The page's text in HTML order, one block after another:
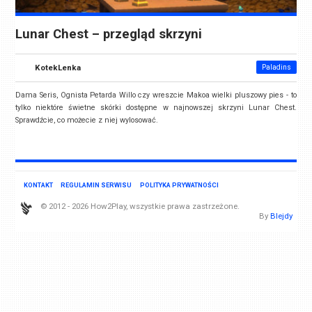
Lunar Chest – przegląd skrzyni
KotekLenka Paladins
Dama Seris, Ognista Petarda Willo czy wreszcie Makoa wielki pluszowy pies - to
tylko niektóre świetne skórki dostępne w najnowszej skrzyni Lunar Chest.
Sprawdźcie, co możecie z niej wylosować.
KONTAKT REGULAMIN SERWISU POLITYKA PRYWATNOŚCI
© 2012 - 2026 How2Play, wszystkie prawa zastrzeżone.
By Blejdy